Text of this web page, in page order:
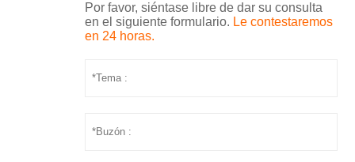
Por favor, siéntase libre de dar su consulta
en el siguiente formulario. Le contestaremos
en 24 horas.